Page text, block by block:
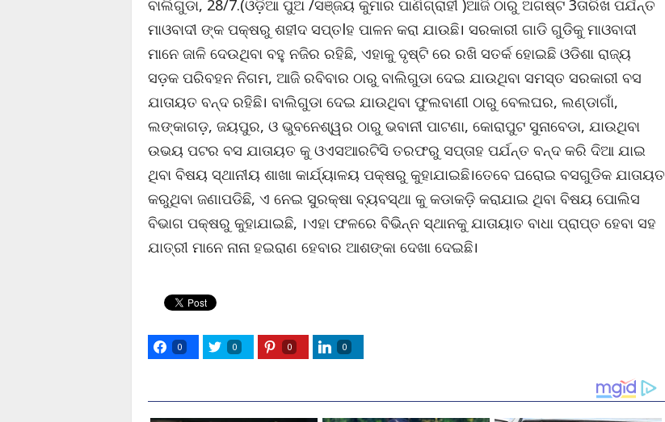
ବାଲିଗୁଡା, 28/7.(ଓଡ଼ିଆ ପୁଅ /ସଞ୍ଜୟ କୁମାର ପାଣିଗ୍ରାହୀ )ଆଜି ଠାରୁ ଅଗଷ୍ଟ 3ତାରିଖ ପର୍ଯନ୍ତ
ମାଓବାଦୀ ଙ୍କ ପକ୍ଷରୁ ଶହୀଦ ସପ୍ତlହ ପାଳନ କରା ଯାଉଛି। ସରକାରୀ ଗାଡି ଗୁଡିକୁ ମାଓବାଦୀ
ମାନେ ଜାଳି ଦେଉଥିବା ବହୁ ନଜିର ରହିଛି, ଏହାକୁ ଦୃଷ୍ଟି ରେ ରଖି ସତର୍କ ହୋଇଛି ଓଡିଶା ରାଜ୍ୟ
ସଡ଼କ ପରିବହନ ନିଗମ, ଆଜି ରବିବାର ଠାରୁ ବାଲିଗୁଡା ଦେଇ ଯାଉଥିବା ସମସ୍ତ ସରକାରୀ ବସ
ଯାତାୟତ ବନ୍ଦ ରହିଛି। ବାଲିଗୁଡା ଦେଇ ଯାଉଥିବା ଫୁଲବାଣୀ ଠାରୁ ବେଲଘର, ଲଣ୍ଡାଗାଁ,
ଲଙ୍କାଗଡ଼, ଜୟପୁର, ଓ ଭୁବନେଶ୍ୱର ଠାରୁ ଭବାନୀ ପାଟଣା, କୋରାପୁଟ ସୁନାବେଡା, ଯାଉଥିବା
ଉଭୟ ପଟର ବସ ଯାତାୟତ କୁ ଓଏସଆରଟିସି ତରଫରୁ ସପ୍ତାହ ପର୍ଯନ୍ତ ବନ୍ଦ କରି ଦିଆ ଯାଇ
ଥିବା ବିଷୟ ସ୍ଥାନୀୟ ଶାଖା କାର୍ଯ୍ୟାଳୟ ପକ୍ଷରୁ କୁହାଯାଇଛି।ତେବେ ଘରୋଇ ବସଗୁଡିକ ଯାତାୟତ
କରୁଥିବା ଜଣାପଡିଛି, ଏ ନେଇ ସୁରକ୍ଷା ବ୍ୟବସ୍ଥା କୁ କଡାକଡ଼ି କରାଯାଇ ଥିବା ବିଷୟ ପୋଲିସ
ବିଭାଗ ପକ୍ଷରୁ କୁହାଯାଇଛି, ।ଏହା ଫଳରେ ବିଭିନ୍ନ ସ୍ଥାନକୁ ଯାତାୟାତ ବାଧା ପ୍ରାପ୍ତ ହେବା ସହ
ଯାତ୍ରୀ ମାନେ ନାନା ହଇରାଣ ହେବାର ଆଶଙ୍କା ଦେଖା ଦେଇଛି।
0 0 0 0